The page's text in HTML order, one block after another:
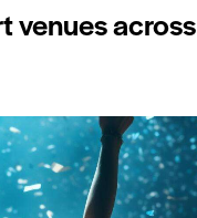
venues across